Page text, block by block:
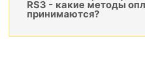
RS3 - какие методы
принимаются?